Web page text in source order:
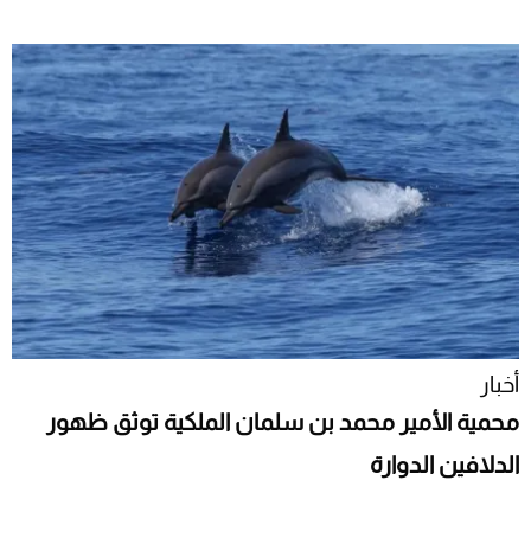
أخبار
محمية الأمير محمد بن سلمان الملكية توثق ظهور
الدلافين الدوارة